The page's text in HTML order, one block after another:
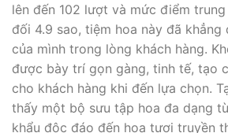
lên đến 102 lượt và mức điểm
đối 4.9 sao, tiệm hoa này đã
của mình trong lòng khách hàng.
được bày trí gọn gàng, tinh tế, tạo
cho khách hàng khi đến lựa chọn.
thấy một bộ sưu tập hoa đa dạng
khẩu độc đáo đến hoa tươi truyền